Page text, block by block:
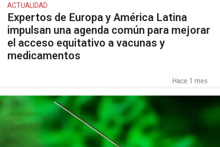
ACTUALIDAD
Expertos de Europa y América Latina
impulsan una agenda común para mejorar
el acceso equitativo a vacunas y
medicamentos
Hace 1 mes